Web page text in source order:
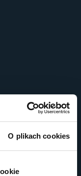
O plikach cookies